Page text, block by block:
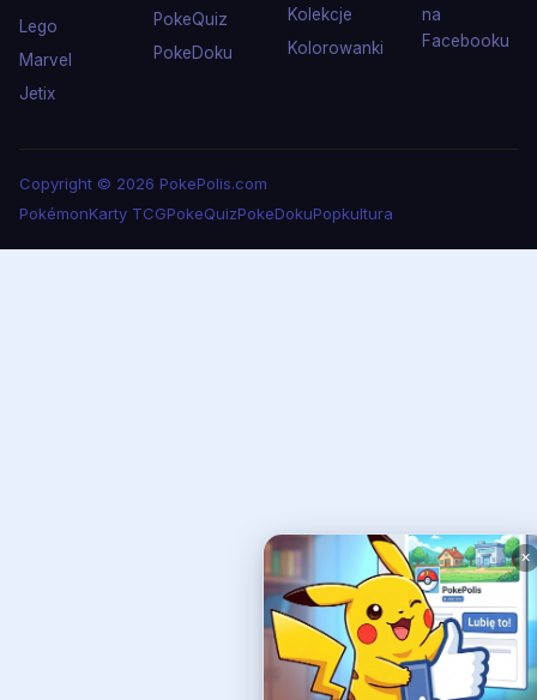
Lego
Marvel
Jetix
PokeQuiz
PokeDoku
Kolekcje
Kolorowanki
na
Facebooku
Copyright © 2026 PokePolis.com
PokémonKarty TCGPokeQuizPokeDokuPopkultura
✕